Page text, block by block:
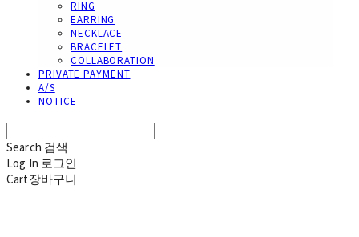
RING
EARRING
NECKLACE
BRACELET
COLLABORATION
PRIVATE PAYMENT
A/S
NOTICE
Search 검색
Log In 로그인
Cart장바구니